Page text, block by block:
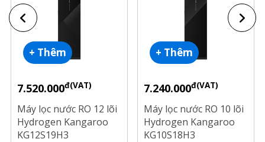
+ Thêm
7.520.000đ(VAT)
Máy lọc nước RO 12 lõi
Hydrogen Kangaroo
KG12S19H3
+ Thêm
7.240.000đ(VAT)
Máy lọc nước RO 10 lõi
Hydrogen Kangaroo
KG10S18H3